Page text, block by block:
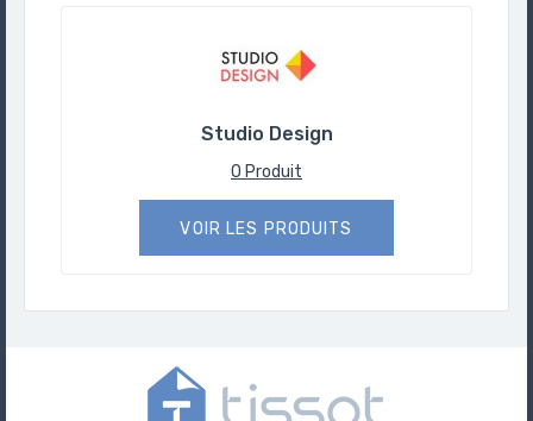
Studio Design
0 Produit
VOIR LES PRODUITS